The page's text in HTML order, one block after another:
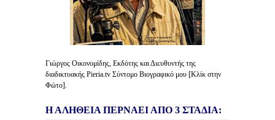
Γιώργος Οικονομίδης, Εκδότης και Διευθυντής της
διαδικτυακής Pieria.tv Σύντομο Βιογραφικό μου [Κλίκ στην
Φώτο].
Η ΑΛΗΘΕΙΑ ΠΕΡΝΑΕΙ ΑΠΟ 3 ΣΤΑΔΙΑ: